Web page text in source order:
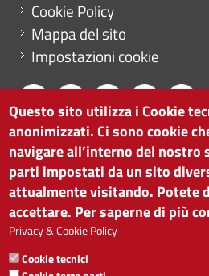
Cookie Policy
Mappa del sito
Impostazioni cookie
CAMERA DI COMMERCIO DI
via Alto Adige 60 | I-39100
tel. 0471 945 511 |
Partita IVA: 00376420212
ISTITUTO PER LA
SVILUPPO ECONOMICO
Questo sito utilizza i Cookie
anonimizzati. Ci sono cookie
navigare all’interno del nostro
parti impostati da un sito
attualmente visitando. Potete
accettare. Per saperne di più
Privacy & Cookie Policy
Cookie tecnici